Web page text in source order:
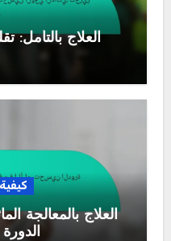
العلاج بالتأمل:
العلاج بالمعالجة